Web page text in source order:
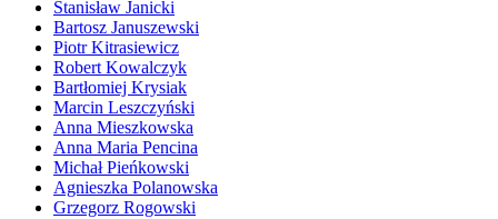
Stanisław Janicki
Bartosz Januszewski
Piotr Kitrasiewicz
Robert Kowalczyk
Bartłomiej Krysiak
Marcin Leszczyński
Anna Mieszkowska
Anna Maria Pencina
Michał Pieńkowski
Agnieszka Polanowska
Grzegorz Rogowski